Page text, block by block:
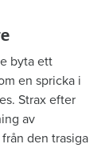
byta ett
en spricka i
Strax efter
av
den trasiga